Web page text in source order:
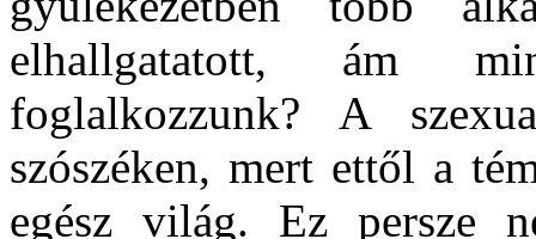
elhallgatatott, ám
foglalkozzunk? A
szószéken, mert ettől a
egész világ. Ez persze